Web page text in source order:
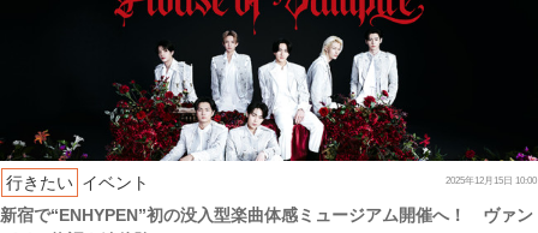
行きたい イベント 2025年12月15日 10:00
新宿で“ENHYPEN”初の没入型楽曲体感ミュージアム開催へ！ ヴァン